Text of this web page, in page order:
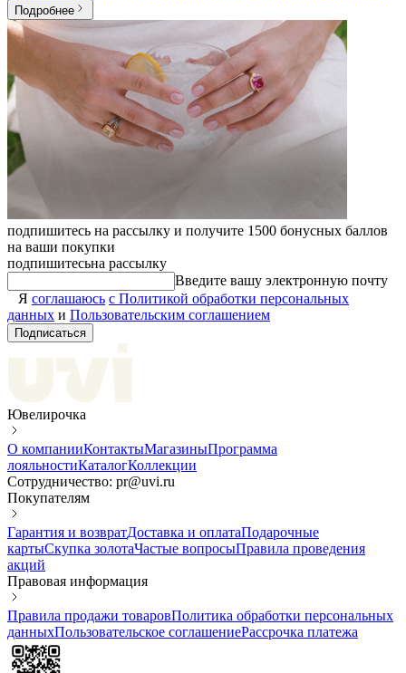
Подробнее
подпишитесь на рассылку и получите 1500 бонусных баллов
на ваши покупки
подпишитесьна рассылку
Введите вашу электронную почту
Я соглашаюсь с Политикой обработки персональных
данных и Пользовательским соглашением
Подписаться
Ювелирочка
О компанииКонтактыМагазиныПрограмма
лояльностиКаталогКоллекции
Сотрудничество: pr@uvi.ru
Покупателям
Гарантия и возвратДоставка и оплатаПодарочные
картыСкупка золотаЧастые вопросыПравила проведения
акций
Правовая информация
Правила продажи товаровПолитика обработки персональных
данныхПользовательское соглашениеРассрочка платежа